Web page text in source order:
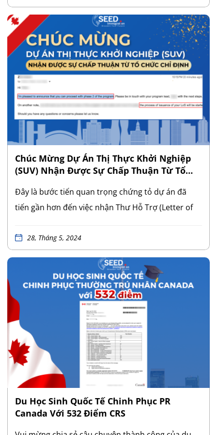
dự án tiềm năng? – Dự án giải quyết vấn đề thiết
thực: Hàng triệu trẻ em tại Canada, Mỹ và hàng
trăm triệu trẻ em trên toàn cầu cần giải pháp
chăm sóc răng miệng hiệu quả. – Giải pháp đột
phá: Toothmate mang đến công nghệ tiên tiến,
giúp bảo vệ sức khỏe răng miệng cho trẻ một cách
toàn diện. – Tiềm năng thị trường lớn: Thị trường
chăm sóc răng miệng cho trẻ em đang phát triển
mạnh mẽ với nhu cầu […]
Chúc Mừng Dự Án Thị Thực Khởi Nghiệp
(SUV) Nhận Được Sự Chấp Thuận Từ Tổ
Đây là bước tiến quan trọng chứng tỏ dự án đã
tiến gần hơn đến việc nhận Thư Hỗ Trợ (Letter of
cư Canada cho quý khách hàng. Việc dự án SUV
triển và khả năng đóng góp của dự án cho nền kinh
tế Canada. Đây cũng là kết quả xứng đáng cho
những nỗ lực và sự chuẩn bị kỹ lưỡng của quý
khách hàng cùng với đội ngũ SEED Immigration.
Trong bối cảnh hiện tại với nhiều thay đổi về chính
sách di trú, việc nắm vững “bí kíp” để dự án SUV
được chấp thuận và nhận LOS là vô cùng quan
trọng. Hiểu được điều này, SEED Immigration mời
28, Tháng 5, 2024
Du Học Sinh Quốc Tế Chinh Phục PR
Canada Với 532 Điểm CRS